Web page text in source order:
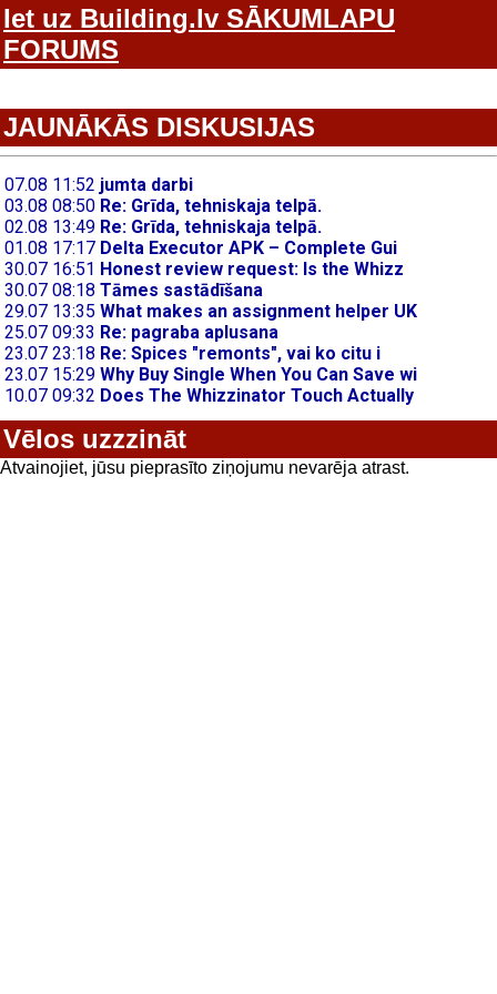
Iet uz Building.lv SĀKUMLAPU
FORUMS
JAUNĀKĀS DISKUSIJAS
Vēlos uzzzināt
Atvainojiet, jūsu pieprasīto ziņojumu nevarēja atrast.